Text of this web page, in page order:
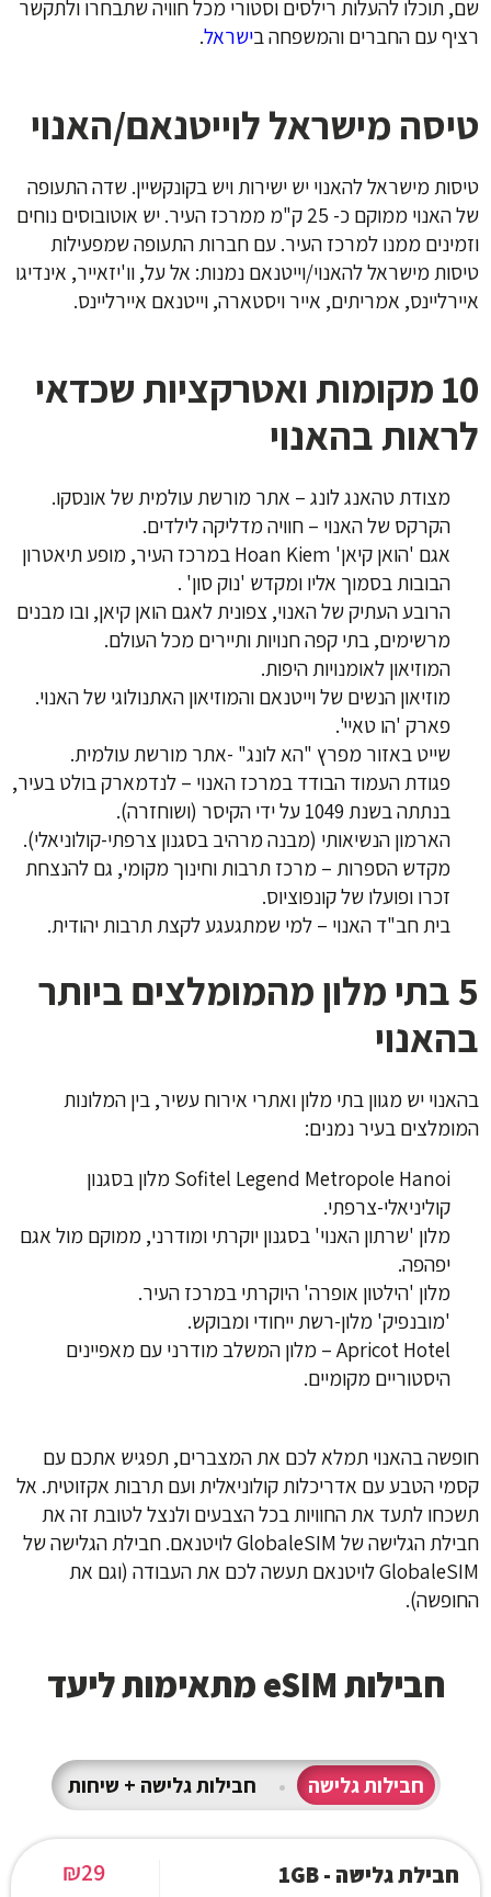
שם, תוכלו להעלות רילסים וסטורי מכל חוויה שתבחרו ולתקשר
רציף עם החברים והמשפחה בישראל.
טיסה מישראל לוייטנאם/האנוי
טיסות מישראל להאנוי יש ישירות ויש בקונקשיין. שדה התעופה
של האנוי ממוקם כ- 25 ק"מ ממרכז העיר. יש אוטובוסים נוחים
וזמינים ממנו למרכז העיר. עם חברות התעופה שמפעילות
טיסות מישראל להאנוי/וייטנאם נמנות: אל על, וו'יזאייר, אינדיגו
איירליינס, אמריתים, אייר ויסטארה, וייטנאם איירליינס.
10 מקומות ואטרקציות שכדאי
לראות בהאנוי
מצודת טהאנג לונג – אתר מורשת עולמית של אונסקו.
הקרקס של האנוי – חוויה מדליקה לילדים.
אגם 'הואן קיאן' Hoan Kiem במרכז העיר, מופע תיאטרון
הבובות בסמוך אליו ומקדש 'נוק סון' .
הרובע העתיק של האנוי, צפונית לאגם הואן קיאן, ובו מבנים
מרשימים, בתי קפה חנויות ותיירים מכל העולם.
המוזיאון לאומנויות היפות.
מוזיאון הנשים של וייטנאם והמוזיאון האתנולוגי של האנוי.
פארק 'הו טאיי'.
שייט באזור מפרץ "הא לונג" -אתר מורשת עולמית.
פגודת העמוד הבודד במרכז האנוי – לנדמארק בולט בעיר,
בנתתה בשנת 1049 על ידי הקיסר (ושוחזרה).
הארמון הנשיאותי (מבנה מרהיב בסגנון צרפתי-קולוניאלי).
מקדש הספרות – מרכז תרבות וחינוך מקומי, גם להנצחת
זכרו ופועלו של קונפוציוס.
בית חב"ד האנוי – למי שמתגעגע לקצת תרבות יהודית.
5 בתי מלון מהמומלצים ביותר
בהאנוי
בהאנוי יש מגוון בתי מלון ואתרי אירוח עשיר, בין המלונות
המומלצים בעיר נמנים:
Sofitel Legend Metropole Hanoi מלון בסגנון
קוליניאלי-צרפתי.
מלון 'שרתון האנוי' בסגנון יוקרתי ומודרני, ממוקם מול אגם
יפהפה.
מלון 'הילטון אופרה' היוקרתי במרכז העיר.
'מובנפיק' מלון-רשת ייחודי ומבוקש.
Apricot Hotel – מלון המשלב מודרני עם מאפיינים
היסטוריים מקומיים.
חופשה בהאנוי תמלא לכם את המצברים, תפגיש אתכם עם
קסמי הטבע עם אדריכלות קולוניאלית ועם תרבות אקזוטית. אל
תשכחו לתעד את החוויות בכל הצבעים ולנצל לטובת זה את
חבילת הגלישה של GlobaleSIM לויטנאם. חבילת הגלישה של
GlobaleSIM לויטנאם תעשה לכם את העבודה (וגם את
החופשה).
חבילות eSIM מתאימות ליעד
חבילות גלישה • חבילות גלישה + שיחות
חבילת גלישה - 1GB ₪29